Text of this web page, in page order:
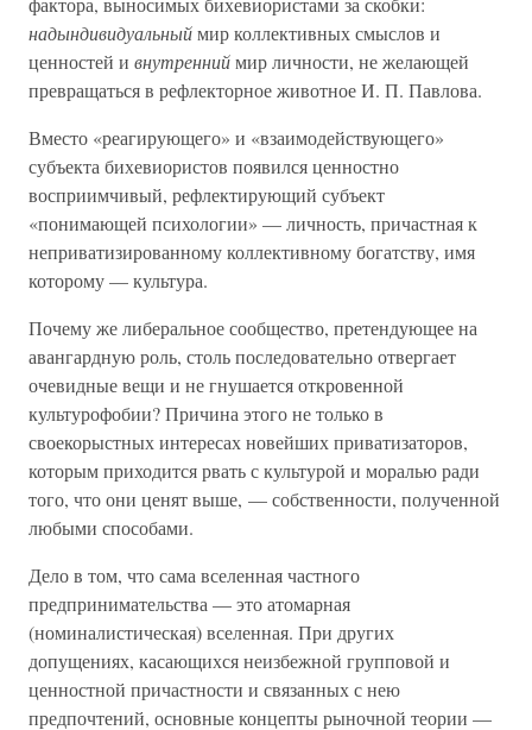
надындивидуальныймир коллективных смыслов и
ценностей и внутренниймир личности, не желающей
превращаться в рефлекторное животное И. П. Павлова.
Вместо «реагирующего» и «взаимодействующего»
субъекта бихевиористов появился ценностно
восприимчивый, рефлектирующий субъект
«понимающей психологии» — личность, причастная к
неприватизированному коллективному богатству, имя
которому — культура.
Почему же либеральное сообщество, претендующее на
авангардную роль, столь последовательно отвергает
очевидные вещи и не гнушается откровенной
культурофобии? Причина этого не только в
своекорыстных интересах новейших приватизаторов,
которым приходится рвать с культурой и моралью ради
того, что они ценят выше, — собственности, полученной
любыми способами.
Дело в том, что сама вселенная частного
предпринимательства — это атомарная
(номиналистическая) вселенная. При других
допущениях, касающихся неизбежной групповой и
ценностной причастности и связанных с нею
предпочтений, основные концепты рыночной теории —